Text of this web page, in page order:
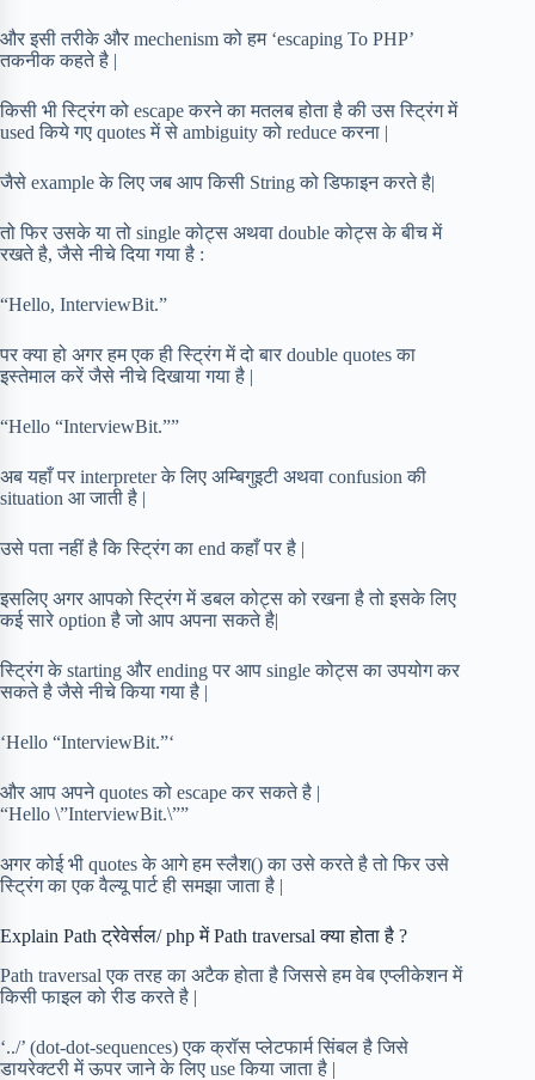
और इसी तरीके और mechenism को हम ‘escaping To PHP’
तकनीक कहते है |
किसी भी स्ट्रिंग को escape करने का मतलब होता है की उस स्ट्रिंग में
used किये गए quotes में से ambiguity को reduce करना |
जैसे example के लिए जब आप किसी String को डिफाइन करते है|
तो फिर उसके या तो single कोट्स अथवा double कोट्स के बीच में
रखते है, जैसे नीचे दिया गया है :
“Hello, InterviewBit.”
पर क्या हो अगर हम एक ही स्ट्रिंग में दो बार double quotes का
इस्तेमाल करें जैसे नीचे दिखाया गया है |
“Hello “InterviewBit.””
अब यहाँ पर interpreter के लिए अम्बिगुइटी अथवा confusion की
situation आ जाती है |
उसे पता नहीं है कि स्ट्रिंग का end कहाँ पर है |
इसलिए अगर आपको स्ट्रिंग में डबल कोट्स को रखना है तो इसके लिए
कई सारे option है जो आप अपना सकते है|
स्ट्रिंग के starting और ending पर आप single कोट्स का उपयोग कर
सकते है जैसे नीचे किया गया है |
‘Hello “InterviewBit.”‘
और आप अपने quotes को escape कर सकते है |
“Hello \”InterviewBit.\””
अगर कोई भी quotes के आगे हम स्लैश() का उसे करते है तो फिर उसे
स्ट्रिंग का एक वैल्यू पार्ट ही समझा जाता है |
Explain Path ट्रेवेर्सल/ php में Path traversal क्या होता है ?
Path traversal एक तरह का अटैक होता है जिससे हम वेब एप्लीकेशन में
किसी फाइल को रीड करते है |
‘../’ (dot-dot-sequences) एक क्रॉस प्लेटफार्म सिंबल है जिसे
डायरेक्टरी में ऊपर जाने के लिए use किया जाता है |